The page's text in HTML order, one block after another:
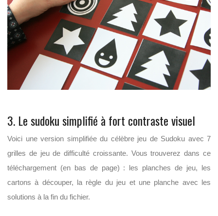
3. Le sudoku simplifié à fort contraste visuel
Voici une version simplifiée du célèbre jeu de Sudoku avec 7
grilles de jeu de difficulté croissante. Vous trouverez dans ce
téléchargement (en bas de page) : les planches de jeu, les
cartons à découper, la règle du jeu et une planche avec les
solutions à la fin du fichier.